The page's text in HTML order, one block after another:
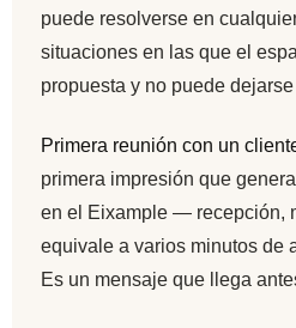
puede resolverse en
situaciones en las que el
propuesta y no puede dejarse
Primera reunión con un
primera impresión que
en el Eixample — recepción,
equivale a varios minutos de
Es un mensaje que llega